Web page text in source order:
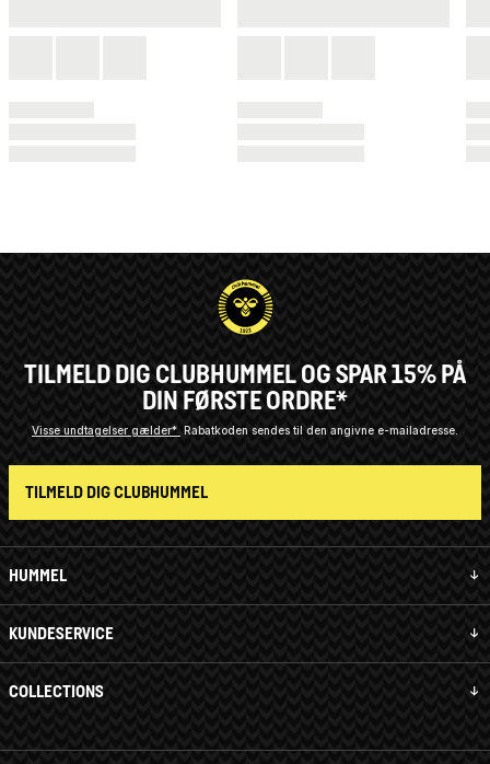
HUMMEL
KUNDESERVICE
COLLECTIONS
TILMELD DIG CLUBHUMMEL OG SPAR 15% PÅ
DIN FØRSTE ORDRE*
Visse undtagelser gælder* Rabatkoden sendes til den angivne e-mailadresse.
TILMELD DIG CLUBHUMMEL